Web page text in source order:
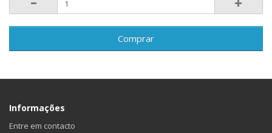
Comprar
Informações
Entre em contacto